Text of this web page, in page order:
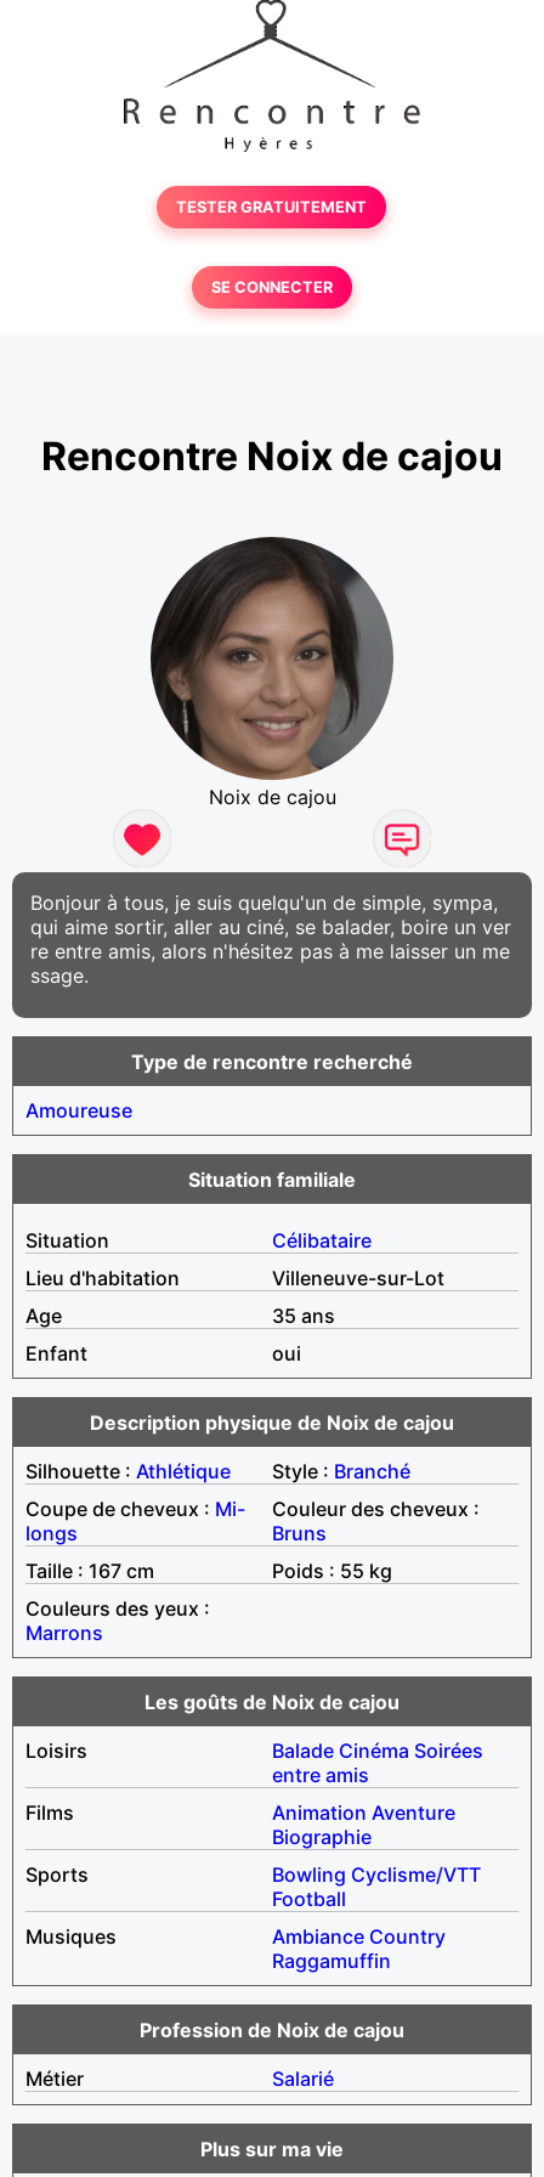
TESTER GRATUITEMENT
SE CONNECTER
Rencontre Noix de cajou
Noix de cajou
Bonjour à tous, je suis quelqu'un de simple, sympa,
qui aime sortir, aller au ciné, se balader, boire un ver
re entre amis, alors n'hésitez pas à me laisser un me
ssage.
Type de rencontre recherché
Amoureuse
Situation familiale
Situation
Célibataire
Lieu d'habitation
Villeneuve-sur-Lot
Age
35 ans
Enfant
oui
Description physique de Noix de cajou
Silhouette : Athlétique Style : Branché
Coupe de cheveux : Mi-
longs
Couleur des cheveux :
Bruns
Taille : 167 cm
Poids : 55 kg
Couleurs des yeux :
Marrons
Les goûts de Noix de cajou
Loisirs
Balade Cinéma Soirées
entre amis
Films
Animation Aventure
Biographie
Sports
Bowling Cyclisme/VTT
Football
Musiques
Ambiance Country
Raggamuffin
Profession de Noix de cajou
Métier
Salarié
Plus sur ma vie